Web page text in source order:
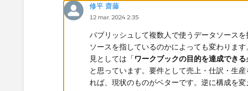
修平 齋藤
12 mar. 2024 2:35
パブリッシュして複数人で使うデータソース
ソースを指しているのかによっても変わりま
見としては「ワークブックの目的を達成できる
と思っています。要件として売上・仕訳・生
れば、現状のものがベターです。逆に構成を